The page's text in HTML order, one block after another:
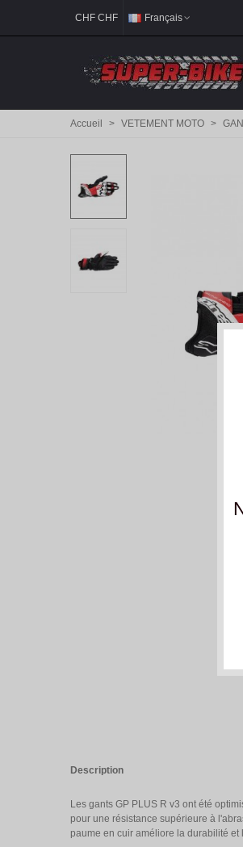
CHF CHF Français
Accueil > VETEMENT MOTO >
Description
Les gants GP PLUS R v3 ont été
pour une résistance supérieure à
paume en cuir améliore la durabilité